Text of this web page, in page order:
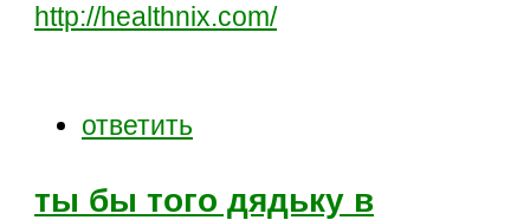
http://healthnix.com/
ответить
ты бы того дядьку в